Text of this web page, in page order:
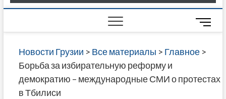
В
ГРУЗИИ
САЙТЕ
M
e
n
B
Новости Грузии > Все материалы > Главное>
Борьба за избирательную реформу и
демократию – международные СМИ о протестах
в Тбилиси